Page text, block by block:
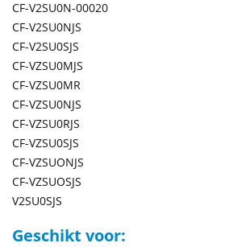
CF-V2SU0N-00020
CF-V2SU0NJS
CF-V2SU0SJS
CF-VZSU0MJS
CF-VZSU0MR
CF-VZSU0NJS
CF-VZSU0RJS
CF-VZSU0SJS
CF-VZSUONJS
CF-VZSUOSJS
V2SU0SJS
Geschikt voor: